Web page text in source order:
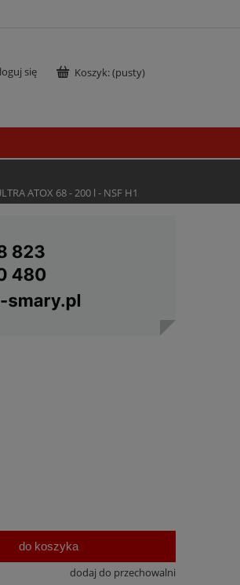
Koszyk:(pusty)
się
ATOX 68 - 200 l - NSF H1
do koszyka
dodaj do przechowalni